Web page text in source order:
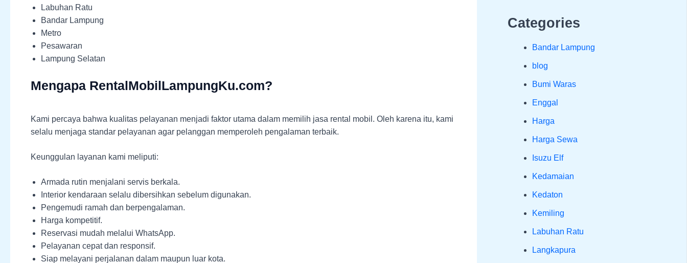
Labuhan Ratu
Bandar Lampung
Metro
Pesawaran
Lampung Selatan
Mengapa RentalMobilLampungKu.com?
Kami percaya bahwa kualitas pelayanan menjadi faktor utama dalam memilih jasa rental mobil. Oleh karena itu, kami
selalu menjaga standar pelayanan agar pelanggan memperoleh pengalaman terbaik.
Keunggulan layanan kami meliputi:
Armada rutin menjalani servis berkala.
Interior kendaraan selalu dibersihkan sebelum digunakan.
Pengemudi ramah dan berpengalaman.
Harga kompetitif.
Reservasi mudah melalui WhatsApp.
Pelayanan cepat dan responsif.
Siap melayani perjalanan dalam maupun luar kota.
Categories
Bandar Lampung
blog
Bumi Waras
Enggal
Harga
Harga Sewa
Isuzu Elf
Kedamaian
Kedaton
Kemiling
Labuhan Ratu
Langkapura